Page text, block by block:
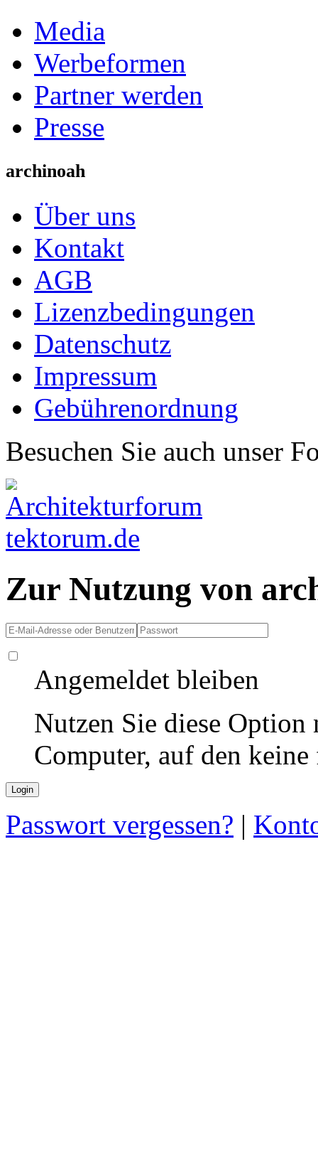
Media
Werbeformen
Partner werden
Presse
archinoah
Über uns
Kontakt
AGB
Lizenzbedingungen
Datenschutz
Impressum
Gebührenordnung
Besuchen Sie auch unser
Zur Nutzung von
Angemeldet bleiben
Nutzen Sie diese
Computer, auf den
Passwort vergessen? |